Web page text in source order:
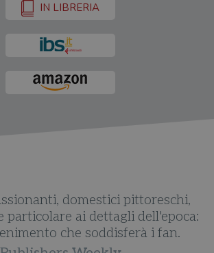
IN LIBRERIA
domestici pittoreschi,
particolare ai dettagli dell'epoca:
che soddisferà i fan.